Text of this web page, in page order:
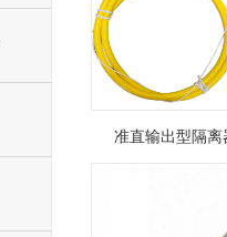
准直输出型隔离